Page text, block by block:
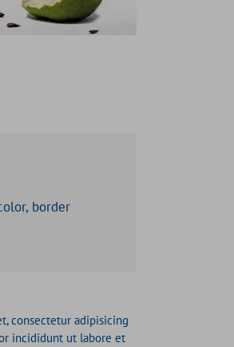
border
consectetur adipisicing
incididunt ut labore et